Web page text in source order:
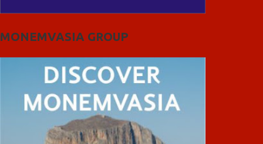
MONEMVASIA GROUP